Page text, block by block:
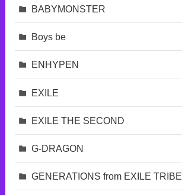
BABYMONSTER
Boys be
ENHYPEN
EXILE
EXILE THE SECOND
G-DRAGON
GENERATIONS from EXILE TRIBE